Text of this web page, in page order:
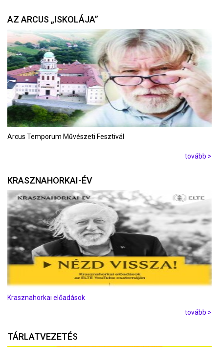
AZ ARCUS „ISKOLÁJA”
Arcus Temporum Művészeti Fesztivál
tovább >
KRASZNAHORKAI-ÉV
Krasznahorkai előadások
tovább >
TÁRLATVEZETÉS